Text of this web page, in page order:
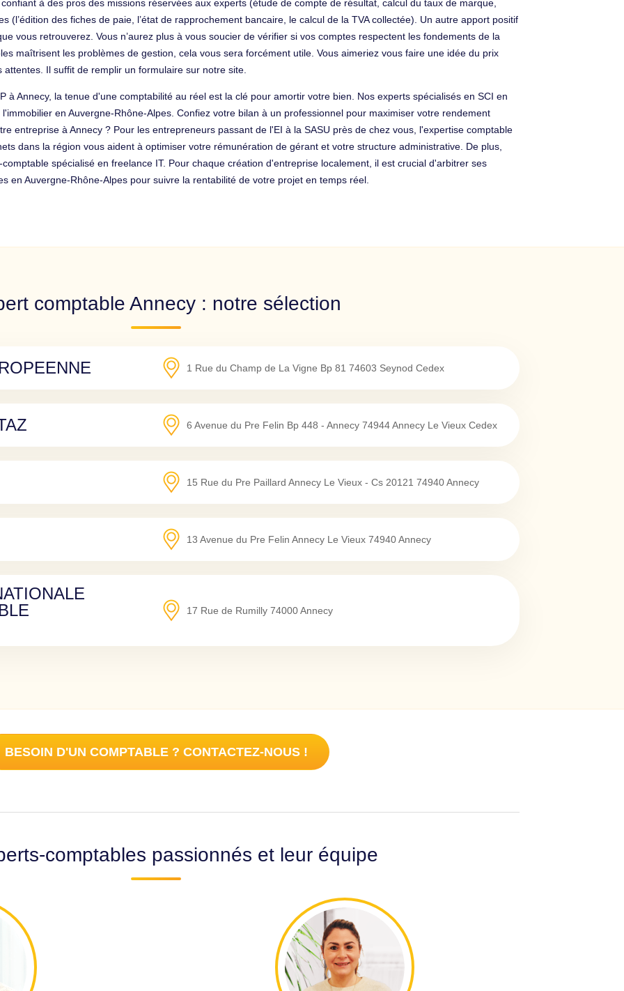
à des pros des missions réservées aux experts (étude de compte de résultat, calcul du taux de marque,
(l’édition des fiches de paie, l’état de rapprochement bancaire, le calcul de la TVA collectée). Un autre apport positif
vous retrouverez. Vous n’aurez plus à vous soucier de vérifier si vos comptes respectent les fondements de la
maîtrisent les problèmes de gestion, cela vous sera forcément utile. Vous aimeriez vous faire une idée du prix
attentes. Il suffit de remplir un formulaire sur notre site.
à Annecy, la tenue d'une comptabilité au réel est la clé pour amortir votre bien. Nos experts spécialisés en SCI en
en Auvergne-Rhône-Alpes. Confiez votre bilan à un professionnel pour maximiser votre rendement
entreprise à Annecy ? Pour les entrepreneurs passant de l'EI à la SASU près de chez vous, l'expertise comptable
dans la région vous aident à optimiser votre rémunération de gérant et votre structure administrative. De plus,
spécialisé en freelance IT. Pour chaque création d'entreprise localement, il est crucial d'arbitrer ses
en Auvergne-Rhône-Alpes pour suivre la rentabilité de votre projet en temps réel.
comptable Annecy : notre sélection
1 Rue du Champ de La Vigne Bp 81 74603 Seynod Cedex
6 Avenue du Pre Felin Bp 448 - Annecy 74944Annecy Le Vieux Cedex
15 Rue du Pre Paillard Annecy Le Vieux - Cs 20121 74940Annecy
13 Avenue du Pre Felin Annecy Le Vieux 74940Annecy
17 Rue de Rumilly 74000Annecy
BESOIN D'UN COMPTABLE ? CONTACTEZ-NOUS !
comptables passionnés et leur équipe